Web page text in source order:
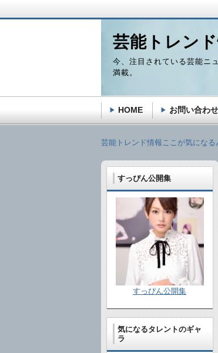
すっぴん公開集
すっぴん公開集
気になるタレントのギャ
ラ
芸能トレンド情報ここが気になる
芸能トレン
今、注目されている芸能ニ
満載。
HOME お問い合わせ